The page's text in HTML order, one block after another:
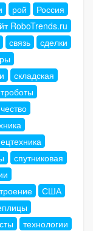
рой
Россия
RoboTrends.ru
связь
сделки
складская
спутниковая
США
технологии